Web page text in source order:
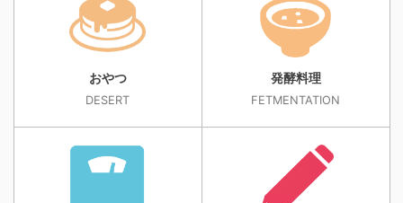
おやつ
DESERT
発酵料理
FETMENTATION